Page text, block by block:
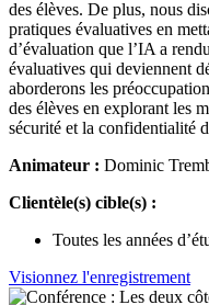
des élèves. De plus, nous
pratiques évaluatives en
d’évaluation que l’IA a
évaluatives qui deviennent
aborderons les
des élèves en explorant les
sécurité et la confidentialité
Animateur : Dominic
Clientèle(s) cible(s) :
Toutes les années
Visionnez l'enregistrement